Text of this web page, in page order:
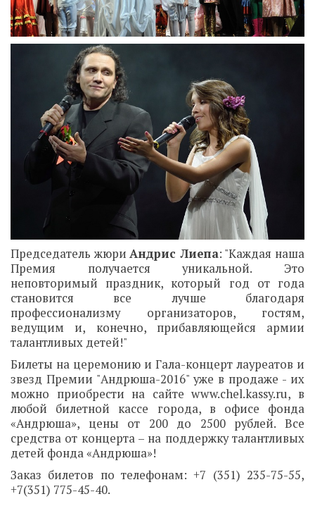
Председатель жюриАндрис Лиепа: "Каждая наша
Премия получается уникальной. Это
неповторимый праздник, который год от года
становится все лучше благодаря
профессионализму организаторов, гостям,
ведущим и, конечно, прибавляющейся армии
талантливых детей!"
Билеты на церемонию и Гала-концерт лауреатов и
звезд Премии "Андрюша-2016" уже в продаже - их
можно приобрести на сайте www.chel.kassy.ru, в
любой билетной кассе города, в офисе фонда
«Андрюша», цены от 200 до 2500 рублей. Все
средства от концерта – на поддержку талантливых
детей фонда «Андрюша»!
Заказ билетов по телефонам: +7 (351) 235-75-55,
+7(351) 775-45-40.